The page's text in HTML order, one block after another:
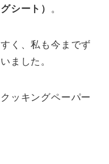
シート） 。
く、私も今までず
ました。
ッキングペーパー